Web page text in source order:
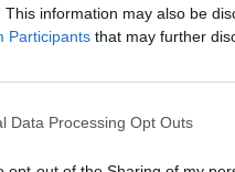
This information may also be
Participants that may further
Data Processing Opt Outs
ο Γεωπόνος Δρ.
ανάμεσα τους